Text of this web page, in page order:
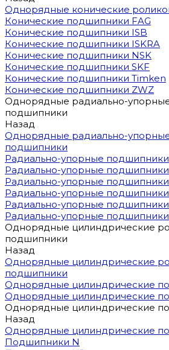
Однорядные конические
Конические подшипники FAG
Конические подшипники ISB
Конические подшипники ISKRA
Конические подшипники NSK
Конические подшипники SKF
Конические подшипники Timken
Конические подшипники ZWZ
Однорядные радиально-
подшипники
Назад
Однорядные радиально-
подшипники
Радиально-упорные подшипники
Радиально-упорные подшипники
Радиально-упорные подшипники
Радиально-упорные подшипники
Радиально-упорные подшипники
Радиально-упорные
Однорядные цилиндрические
подшипники
Назад
Однорядные цилиндрические
подшипники
Однорядные цилиндрические
Однорядные цилиндрические
Однорядные цилиндрические
Назад
Однорядные цилиндрические
Подшипники N